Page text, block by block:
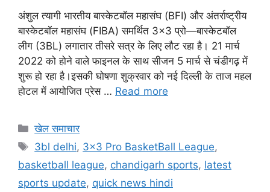
अंशुल त्यागी भारतीय बास्केटबॉल महासंघ (BFI) और अंतर्राष्ट्रीय
बास्केटबॉल महासंघ (FIBA) समर्थित 3×3 प्रो—बास्केटबॉल
लीग (3BL) लगातार तीसरे सत्र के लिए लौट रहा है। 21 मार्च
2022 को होने वाले फाइनल के साथ सीजन 5 मार्च से चंडीगढ़ में
शुरू हो रहा है।इसकी घोषणा शुक्रवार को नई दिल्ली के ताज महल
होटल में आयोजित प्रेस … Read more
खेल समाचार
3bl delhi, 3x3 Pro BasketBall League,
basketball league, chandigarh sports, latest
sports update, quick news hindi